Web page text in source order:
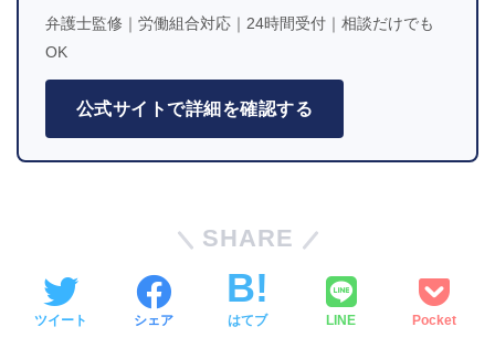
弁護士監修｜労働組合対応｜24時間受付｜相談だけでも
OK
公式サイトで詳細を確認する
SHARE
ツイート シェア はてブ LINE Pocket